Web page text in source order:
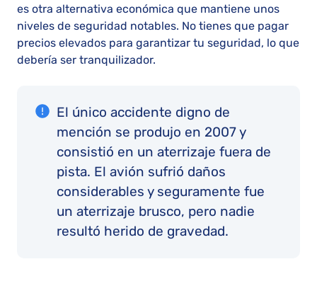
es otra alternativa económica que mantiene unos
niveles de seguridad notables. No tienes que pagar
precios elevados para garantizar tu seguridad, lo que
debería ser tranquilizador.
El único accidente digno de
mención se produjo en 2007 y
consistió en un aterrizaje fuera de
pista. El avión sufrió daños
considerables y seguramente fue
un aterrizaje brusco, pero nadie
resultó herido de gravedad.